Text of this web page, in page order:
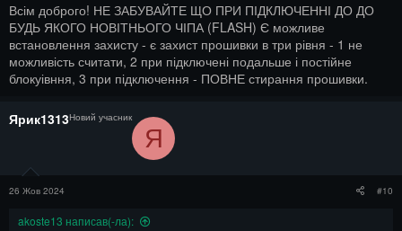
Всім доброго! НЕ ЗАБУВАЙТЕ ЩО ПРИ ПІДКЛЮЧЕННІ ДО ДО
БУДЬ ЯКОГО НОВІТНЬОГО ЧІПА (FLASH) Є можливе
встановлення захисту - є захист прошивки в три рівня - 1 не
можливість считати, 2 при підключені подальше і постійне
блокуівння, 3 при підключення - ПОВНЕ стирання прошивки.
Ярик1313Новий учасник
Я
26 Жов 2024 #10
akoste13 написав(-ла):